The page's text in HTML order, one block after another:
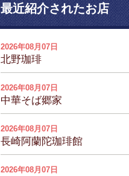
最近紹介されたお店
2026年08月07日
北野珈琲
2026年08月07日
中華そば郷家
2026年08月07日
長崎阿蘭陀珈琲館
2026年08月07日